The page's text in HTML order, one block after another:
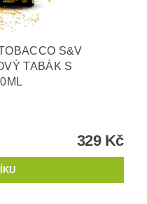
S&V
TABÁK S
329 Kč